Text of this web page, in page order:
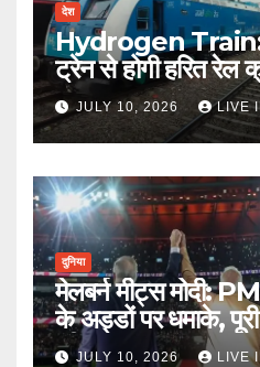
देश
Hydrogen Train:
ट्रेन से होगी हरित रेल
JULY 10, 2026 LIVE
दुनिया
मेलबर्न मीट्स मोदी:
के अड्डों पर धमाके, पूरी
की ताकत
JULY 10, 2026 LIVE